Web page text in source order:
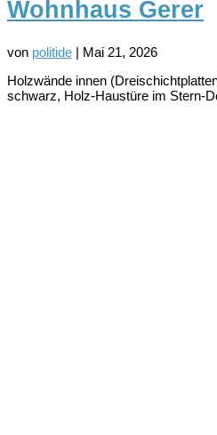
Wohnhaus Gerer
von politide | Mai 21, 2026
Holzwände innen
schwarz, Holz-Haustüre im Stern-